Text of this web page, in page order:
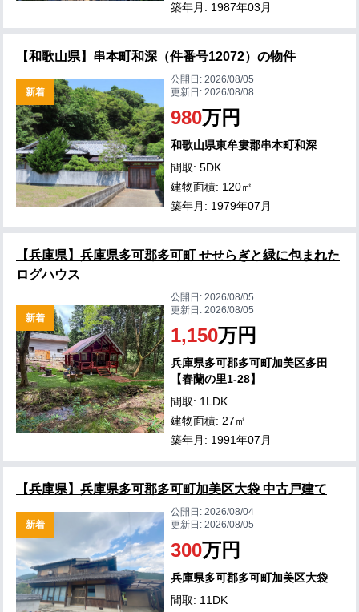
築年月: 1987年03月
【和歌山県】串本町和深（件番号12072）の物件
新着
公開日:2026/08/05
更新日:2026/08/08
980万円
和歌山県東牟婁郡串本町和深
間取: 5DK
建物面積: 120㎡
築年月: 1979年07月
【兵庫県】兵庫県多可郡多可町 せせらぎと緑に包まれた
ログハウス
新着
公開日:2026/08/05
更新日:2026/08/05
1,150万円
兵庫県多可郡多可町加美区多田
【春蘭の里1-28】
間取: 1LDK
建物面積: 27㎡
築年月: 1991年07月
【兵庫県】兵庫県多可郡多可町加美区大袋 中古戸建て
新着
公開日:2026/08/04
更新日:2026/08/05
300万円
兵庫県多可郡多可町加美区大袋
間取: 11DK